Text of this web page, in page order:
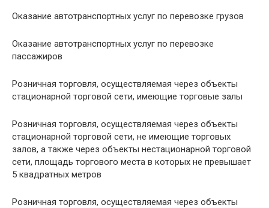
Оказание автотранспортных услуг по перевозке грузов
Оказание автотранспортных услуг по перевозке
пассажиров
Розничная торговля, осуществляемая через объекты
стационарной торговой сети, имеющие торговые залы
Розничная торговля, осуществляемая через объекты
стационарной торговой сети, не имеющие торговых
залов, а также через объекты нестационарной торговой
сети, площадь торгового места в которых не превышает
5 квадратных метров
Розничная торговля, осуществляемая через объекты